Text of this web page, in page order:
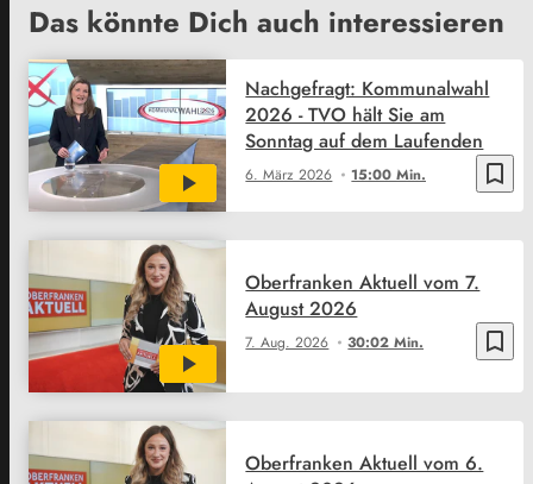
Das könnte Dich auch interessieren
bookmark_border
6. März 2026 15:00 Min.
Nachgefragt: Kommunalwahl
2026 - TVO hält Sie am
Sonntag auf dem Laufenden
bookmark_border
7. Aug. 2026 30:02 Min.
Oberfranken Aktuell vom 7.
August 2026
Oberfranken Aktuell vom 6.